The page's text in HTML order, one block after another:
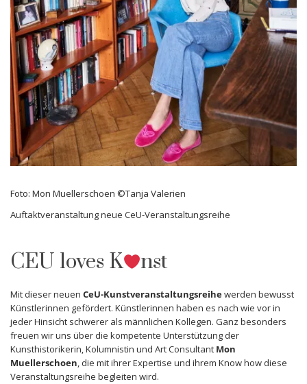
Foto: Mon Muellerschoen ©Tanja Valerien
Auftaktveranstaltung neue CeU-Veranstaltungsreihe
CEU loves K nst
Mit dieser neuen CeU-Kunstveranstaltungsreihewerden bewusst
Künstlerinnen gefördert. Künstlerinnen haben es nach wie vor in
jeder Hinsicht schwerer als männlichen Kollegen. Ganz besonders
freuen wir uns über die kompetente Unterstützung der
Kunsthistorikerin, Kolumnistin und Art Consultant Mon
Muellerschoen, die mit ihrer Expertise und ihrem Know how diese
Veranstaltungsreihe begleiten wird.